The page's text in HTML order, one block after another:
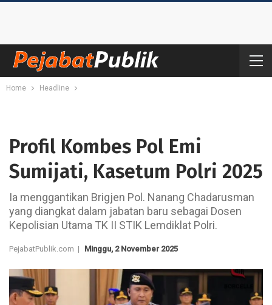
Home Headline
Profil Kombes Pol Emi
Sumijati, Kasetum Polri 2025
Ia menggantikan Brigjen Pol. Nanang Chadarusman
yang diangkat dalam jabatan baru sebagai Dosen
Kepolisian Utama TK II STIK Lemdiklat Polri.
PejabatPublik.com | Minggu, 2 November 2025